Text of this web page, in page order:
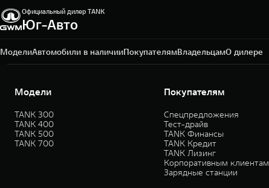
Официальный дилер TANK
Юг-Авто
МоделиАвтомобили в наличииПокупателямВладельцамО дилере
Краснодар, ул. Краснодарская, д. 3
+7 (861) 203-29-29
Модели
TANK 300
TANK 400
TANK 500
TANK 700
Покупателям
Спецпредложения
Тест-драйв
TANK Финансы
TANK Кредит
TANK Лизинг
Корпоративным клиентам
Зарядные станции